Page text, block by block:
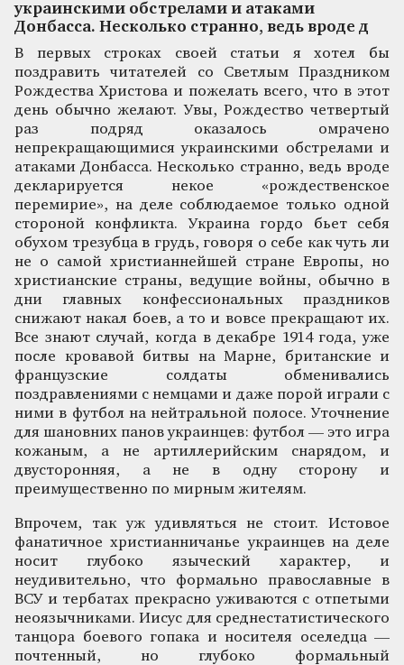
украинскими обстрелами и атаками
Донбасса. Несколько странно, ведь вроде д
В первых строках своей статьи я хотел бы
поздравить читателей со Светлым Праздником
Рождества Христова и пожелать всего, что в этот
день обычно желают. Увы, Рождество четвертый
раз подряд оказалось омрачено
непрекращающимися украинскими обстрелами и
атаками Донбасса. Несколько странно, ведь вроде
декларируется некое «рождественское
перемирие», на деле соблюдаемое только одной
стороной конфликта. Украина гордо бьет себя
обухом трезубца в грудь, говоря о себе как чуть ли
не о самой христианнейшей стране Европы, но
христианские страны, ведущие войны, обычно в
дни главных конфессиональных праздников
снижают накал боев, а то и вовсе прекращают их.
Все знают случай, когда в декабре 1914 года, уже
после кровавой битвы на Марне, британские и
французские солдаты обменивались
поздравлениями с немцами и даже порой играли с
ними в футбол на нейтральной полосе. Уточнение
для шановних панов украинцев: футбол — это игра
кожаным, а не артиллерийским снарядом, и
двусторонняя, а не в одну сторону и
преимущественно по мирным жителям.
Впрочем, так уж удивляться не стоит. Истовое
фанатичное христианничанье украинцев на деле
носит глубоко языческий характер, и
неудивительно, что формально православные в
ВСУ и тербатах прекрасно уживаются с отпетыми
неоязычниками. Иисус для среднестатистического
танцора боевого гопака и носителя оселедца —
почтенный, но глубоко формальный